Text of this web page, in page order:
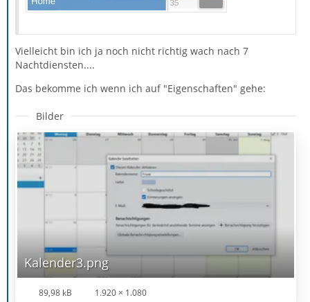
Vielleicht bin ich ja noch nicht richtig wach nach 7
Nachtdiensten....
Das bekomme ich wenn ich auf "Eigenschaften" gehe:
Bilder
Kalender3.png
89,98 kB 1.920 × 1.080